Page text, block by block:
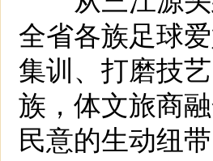
全省各族足球
集训、打磨技
族，体文旅商
民意的生动纽